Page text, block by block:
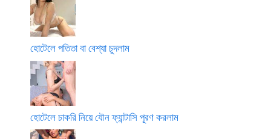
হোটেলে পতিতা বা বেশ্যা চুদলাম
হোটেলে চাকরি নিয়ে যৌন ফ্যান্টাসি পূরণ করলাম